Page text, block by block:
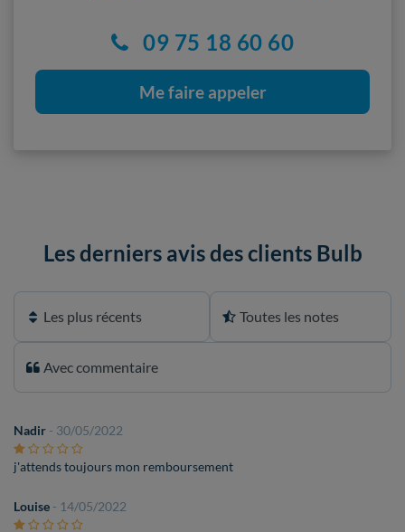
09 75 18 60 60
Me faire appeler
Les derniers avis des clients Bulb
Nadir - 30/05/2022
j'attends toujours mon remboursement
Louise - 14/05/2022